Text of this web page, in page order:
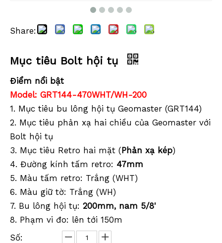
Bộ lăng kính mini (GMP004) Mục tiêu Bolt hội tụ
Mục tiêu Bolt hội tụ
Share:
Mục tiêu Bolt hội tụ
Điểm nổi bật
Model: GRT144-470WHT/WH-200
1. Mục tiêu bu lông hội tụ Geomaster (GRT144)
2. Mục tiêu phản xạ hai chiều của Geomaster với
Bolt hội tụ
3. Mục tiêu Retro hai mặt (Phản xạ kép)
4. Đường kính tấm retro: 47mm
5. Màu tấm retro: Trắng (WHT)
6. Màu giữ tờ: Trắng (WH)
7. Bu lông hội tụ: 200mm, nam 5/8'
8. Phạm vi đo: lên tới 150m
Số: